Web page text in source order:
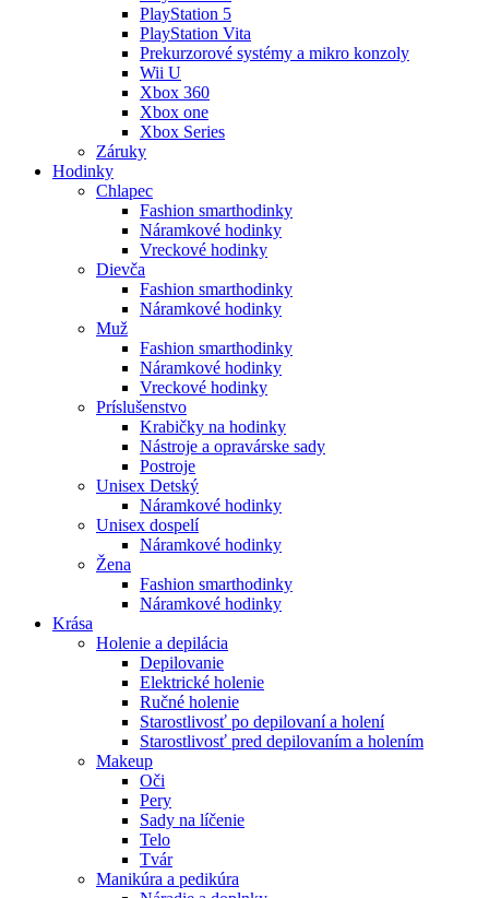
PlayStation 5
PlayStation Vita
Prekurzorové systémy a mikro konzoly
Wii U
Xbox 360
Xbox one
Xbox Series
Záruky
Hodinky
Chlapec
Fashion smarthodinky
Náramkové hodinky
Vreckové hodinky
Dievča
Fashion smarthodinky
Náramkové hodinky
Muž
Fashion smarthodinky
Náramkové hodinky
Vreckové hodinky
Príslušenstvo
Krabičky na hodinky
Nástroje a opravárske sady
Postroje
Unisex Detský
Náramkové hodinky
Unisex dospelí
Náramkové hodinky
Žena
Fashion smarthodinky
Náramkové hodinky
Krása
Holenie a depilácia
Depilovanie
Elektrické holenie
Ručné holenie
Starostlivosť po depilovaní a holení
Starostlivosť pred depilovaním a holením
Makeup
Oči
Pery
Sady na líčenie
Telo
Tvár
Manikúra a pedikúra